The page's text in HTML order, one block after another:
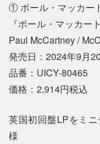
① ポール・マッカー
『ポール・マッカー
Paul McCartney /
発売日：2024年9月
品番：UICY-80465
価格：2,914円税込
英国初回盤LPをミ
様